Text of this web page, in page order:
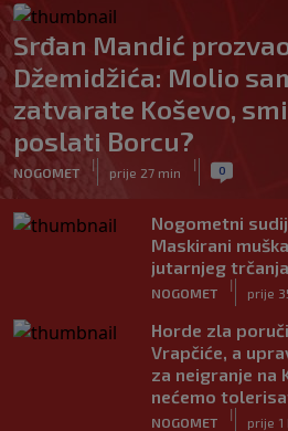
Srđan Mandić
Džemidžića: Molio
zatvarate Koševo,
poslati Borcu?
NOGOMET
|
prije 27 min
| 0
Nogometni
Maskirani
jutarnjeg trčanja
NOGOMET
|
prije
Horde zla
Vrapčiće, a
za neigranje na
nećemo
NOGOMET
|
prije 1